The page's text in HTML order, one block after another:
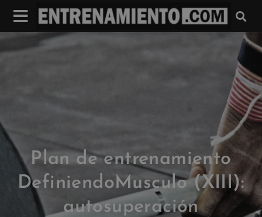
Plan de entrenamiento
DefiniendoMusculo (XIII):
autosuperación